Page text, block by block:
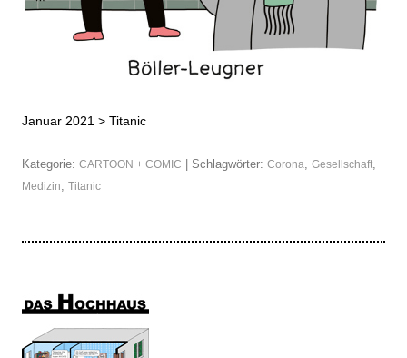
Januar 2021 > Titanic
Kategorie: CARTOON + COMIC | Schlagwörter: Corona, Gesellschaft,
Medizin, Titanic